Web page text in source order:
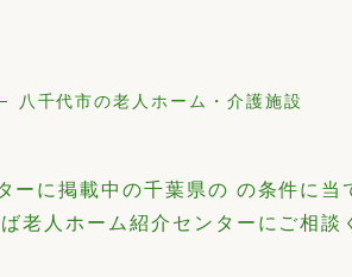
八千代市の老人ホーム・介護施設
ーに掲載中の千葉県の の条件に
老人ホーム紹介センターにご相談